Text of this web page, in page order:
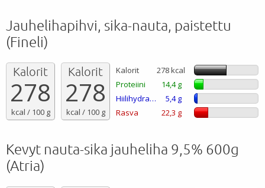
Jauhelihapihvi, sika-nauta, paistettu
(Fineli)
Kalorit
278
kcal / 100 g
Kalorit
278
kcal / 100 g
Kalorit
278 kcal
Proteiini
14,4 g
Hiilihydraatti
5,4 g
Rasva
22,3 g
Kevyt nauta-sika jauheliha 9,5% 600g
(Atria)